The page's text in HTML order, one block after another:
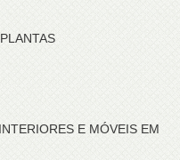
E MÓVEIS EM